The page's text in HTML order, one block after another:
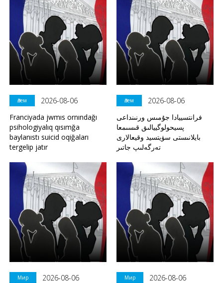
Әлем
2026-08-06
Franciyada jwmıs ornındağı
psihologiyalıq qısımğa
baylanıstı suicid oqiğaları
tergelip jatır
Әлем
2026-08-06
فرانتسييادا جۇمىس ورنىنداعى
پسيحولوگييالىق قىسىمعا
بايلانىستى سۋيتسيد وقيعالارى
تەرگەلىپ جاتىر
Мир
2026-08-06
Мир
2026-08-06